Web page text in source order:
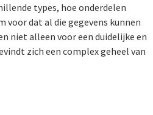
types, hoe onderdelen
dat al die gegevens kunnen
niet alleen voor een duidelijke en
zich een complex geheel van